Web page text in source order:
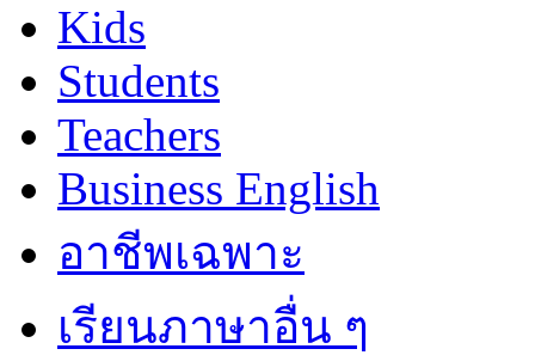
Kids
Students
Teachers
Business English
อาชีพเฉพาะ
เรียนภาษาอื่น ๆ